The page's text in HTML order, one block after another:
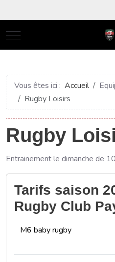
Mobile Menu Toggle
Vous êtes ici : Accueil
Rugby Loisirs
Rugby
Entrainement le dimanche de
Tarifs saison
Rugby Club
M6 baby rugby